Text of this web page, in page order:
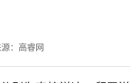
：高睿网